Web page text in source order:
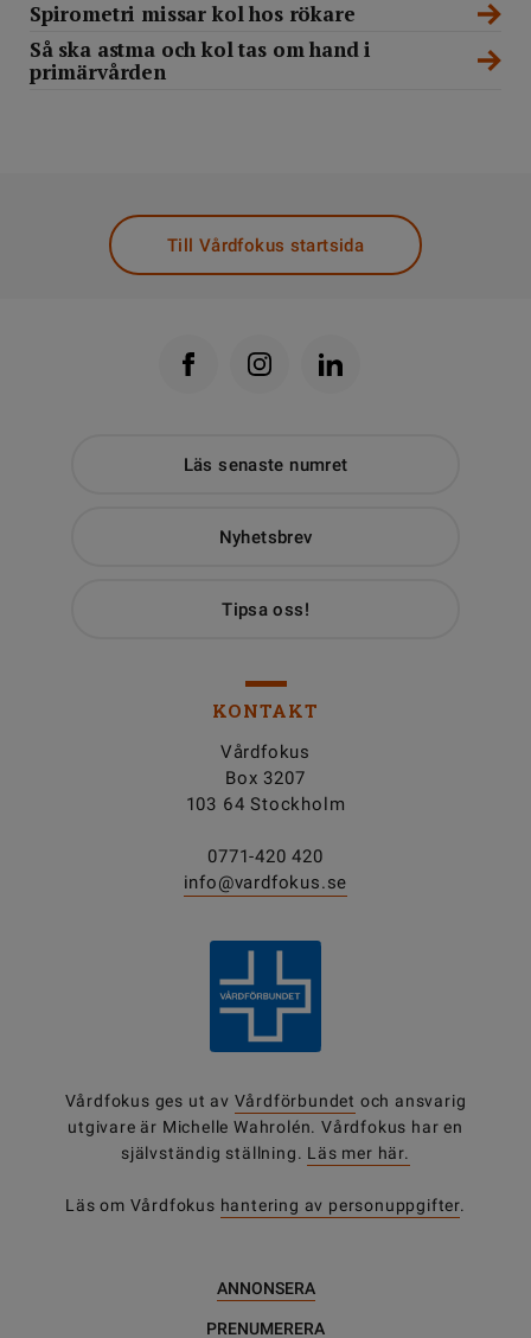
Spirometri missar kol hos rökare
Så ska astma och kol tas om hand i
primärvården
Till Vårdfokus startsida
Läs senaste numret
Nyhetsbrev
Tipsa oss!
KONTAKT
Vårdfokus
Box 3207
103 64 Stockholm
0771-420 420
info@vardfokus.se
Vårdfokus ges ut av Vårdförbundet och ansvarig
utgivare är Michelle Wahrolén. Vårdfokus har en
självständig ställning. Läs mer här.
Läs om Vårdfokus hantering av personuppgifter.
ANNONSERA
PRENUMERERA